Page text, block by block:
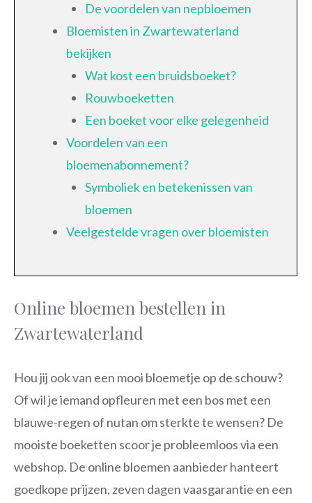
De voordelen van nepbloemen
Bloemisten in Zwartewaterland
bekijken
Wat kost een bruidsboeket?
Rouwboeketten
Een boeket voor elke gelegenheid
Voordelen van een
bloemenabonnement?
Symboliek en betekenissen van
bloemen
Veelgestelde vragen over bloemisten
Online bloemen bestellen in
Zwartewaterland
Hou jij ook van een mooi bloemetje op de schouw?
Of wil je iemand opfleuren met een bos met een
blauwe-regen of nutan om sterkte te wensen? De
mooiste boeketten scoor je probleemloos via een
webshop. De online bloemen aanbieder hanteert
goedkope prijzen, zeven dagen vaasgarantie en een